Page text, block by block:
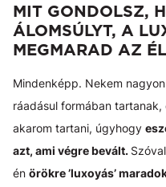
MIT GONDOLSZ,
ÁLOMSÚLYT, A
MEGMARAD AZ
Mindenképp. Nekem
ráadásul formában tartanak,
akarom tartani, úgyhogy
azt, ami végre bevált.
én örökre ’luxoyás’